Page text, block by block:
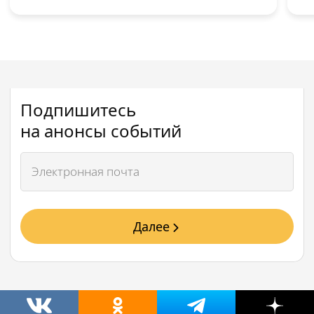
Подпишитесь
на анонсы событий
Далее